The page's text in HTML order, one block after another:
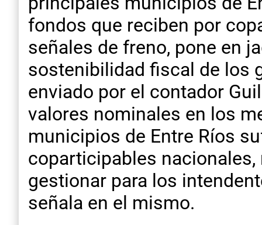
fondos que reciben por
señales de freno, pone en
sostenibilidad fiscal de los
enviado por el contador
valores nominales en los
municipios de Entre Ríos
coparticipables
gestionar para los
señala en el mismo.